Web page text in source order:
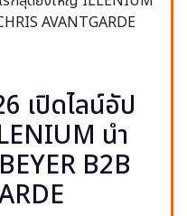
เปิดไลน์อัป
นำ
B2B